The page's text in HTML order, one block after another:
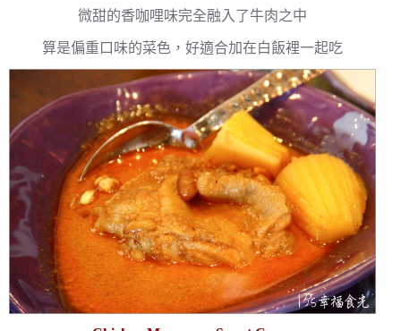
微甜的香咖哩味完全融入了牛肉之中
算是偏重口味的菜色，好適合加在白飯裡一起吃